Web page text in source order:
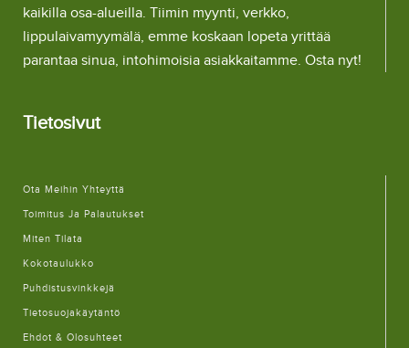
kaikilla osa-alueilla. Tiimin myynti, verkko,
lippulaivamyymälä, emme koskaan lopeta yrittää
parantaa sinua, intohimoisia asiakkaitamme. Osta nyt!
Tietosivut
Ota Meihin Yhteyttä
Toimitus Ja Palautukset
Miten Tilata
Kokotaulukko
Puhdistusvinkkejä
Tietosuojakäytäntö
Ehdot & Olosuhteet